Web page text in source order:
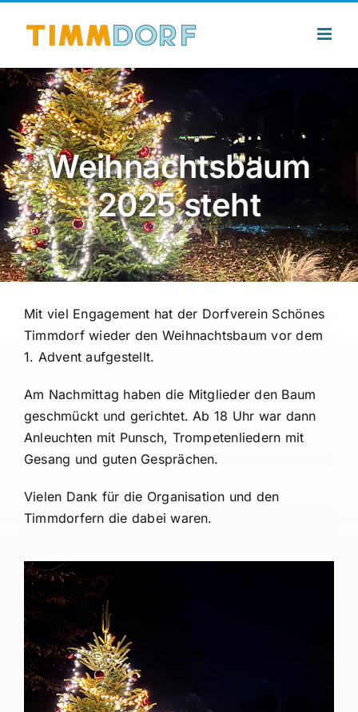
Inhalt
Weihnachtsbaum
2025 steht
Mit viel Engagement hat der Dorfverein Schönes
Timmdorf wieder den Weihnachtsbaum vor dem
1. Advent aufgestellt.
Am Nachmittag haben die Mitglieder den Baum
geschmückt und gerichtet. Ab 18 Uhr war dann
Anleuchten mit Punsch, Trompetenliedern mit
Gesang und guten Gesprächen.
Vielen Dank für die Organisation und den
Timmdorfern die dabei waren.